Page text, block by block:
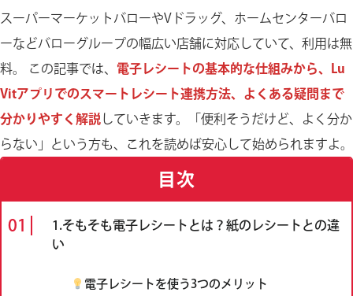
スーパーマーケットバローやVドラッグ、ホームセンターバロ
ーなどバローグループの幅広い店舗に対応していて、利用は無
料。 この記事では、 電子レシートの基本的な仕組みから、Lu
Vitアプリでのスマートレシート連携方法、よくある疑問まで
分かりやすく解説していきます。「便利そうだけど、よく分か
らない」という方も、これを読めば安心して始められますよ。
目次
1.そもそも電子レシートとは？紙のレシートとの違
い
電子レシートを使う3つのメリット